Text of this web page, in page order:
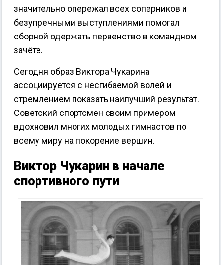
значительно опережал всех соперников и
безупречными выступлениями помогал
сборной одержать первенство в командном
зачёте.
Сегодня образ Виктора Чукарина
ассоциируется с несгибаемой волей и
стремлением показать наилучший результат.
Советский спортсмен своим примером
вдохновил многих молодых гимнастов по
всему миру на покорение вершин.
Виктор Чукарин в начале
спортивного пути